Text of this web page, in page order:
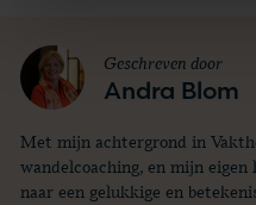
Geschreven door
Andra Blom
Met mijn achtergrond in
wandelcoaching, en mijn
naar een gelukkige en